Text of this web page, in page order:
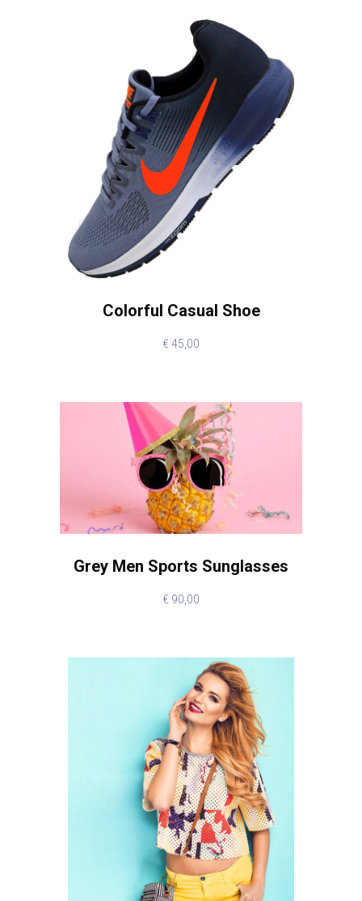
Colorful Casual Shoe
€45,00
Grey Men Sports Sunglasses
€ 90,00